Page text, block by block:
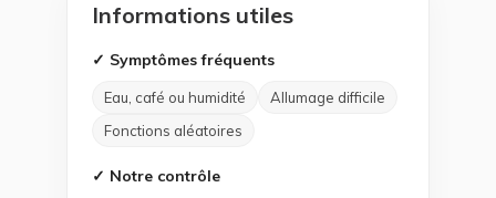
Informations utiles
✓ Symptômes fréquents
Eau, café ou humidité
Allumage difficile
Fonctions aléatoires
✓ Notre contrôle